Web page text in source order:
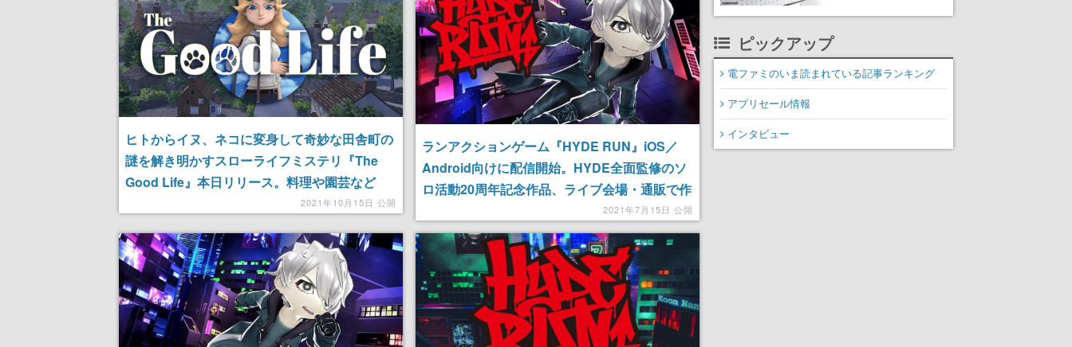
ヒトからイヌ、ネコに変身して奇妙な田舎町の
謎を解き明かすスローライフミステリ『The
Good Life』本日リリース。料理や園芸など
日々の暮らしを楽しめるアクティビティも
2021年10月15日 公開
ランアクションゲーム『HYDE RUN』iOS／
Android向けに配信開始。HYDE全面監修のソ
ロ活動20周年記念作品、ライブ会場・通販で作
2021年7月15日 公開
ピックアップ
電ファミのいま読まれている記事ランキング
アプリセール情報
インタビュー